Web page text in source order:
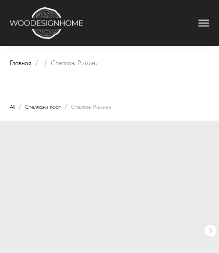
Главная Стеллаж Римини
All Стеллажи лофт Стеллаж Римини